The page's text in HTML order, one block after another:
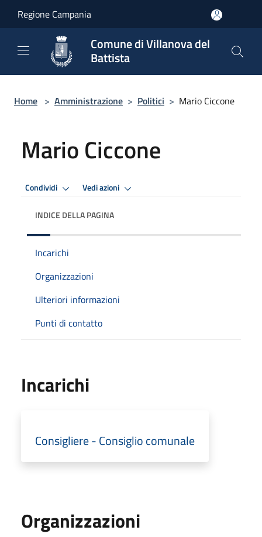
Regione Campania
Comune di Villanova del
Battista
Home > Amministrazione > Politici > Mario Ciccone
Mario Ciccone
Condividi Vedi azioni
INDICE DELLA PAGINA
Incarichi
Organizzazioni
Ulteriori informazioni
Punti di contatto
Incarichi
Consigliere - Consiglio comunale
Organizzazioni